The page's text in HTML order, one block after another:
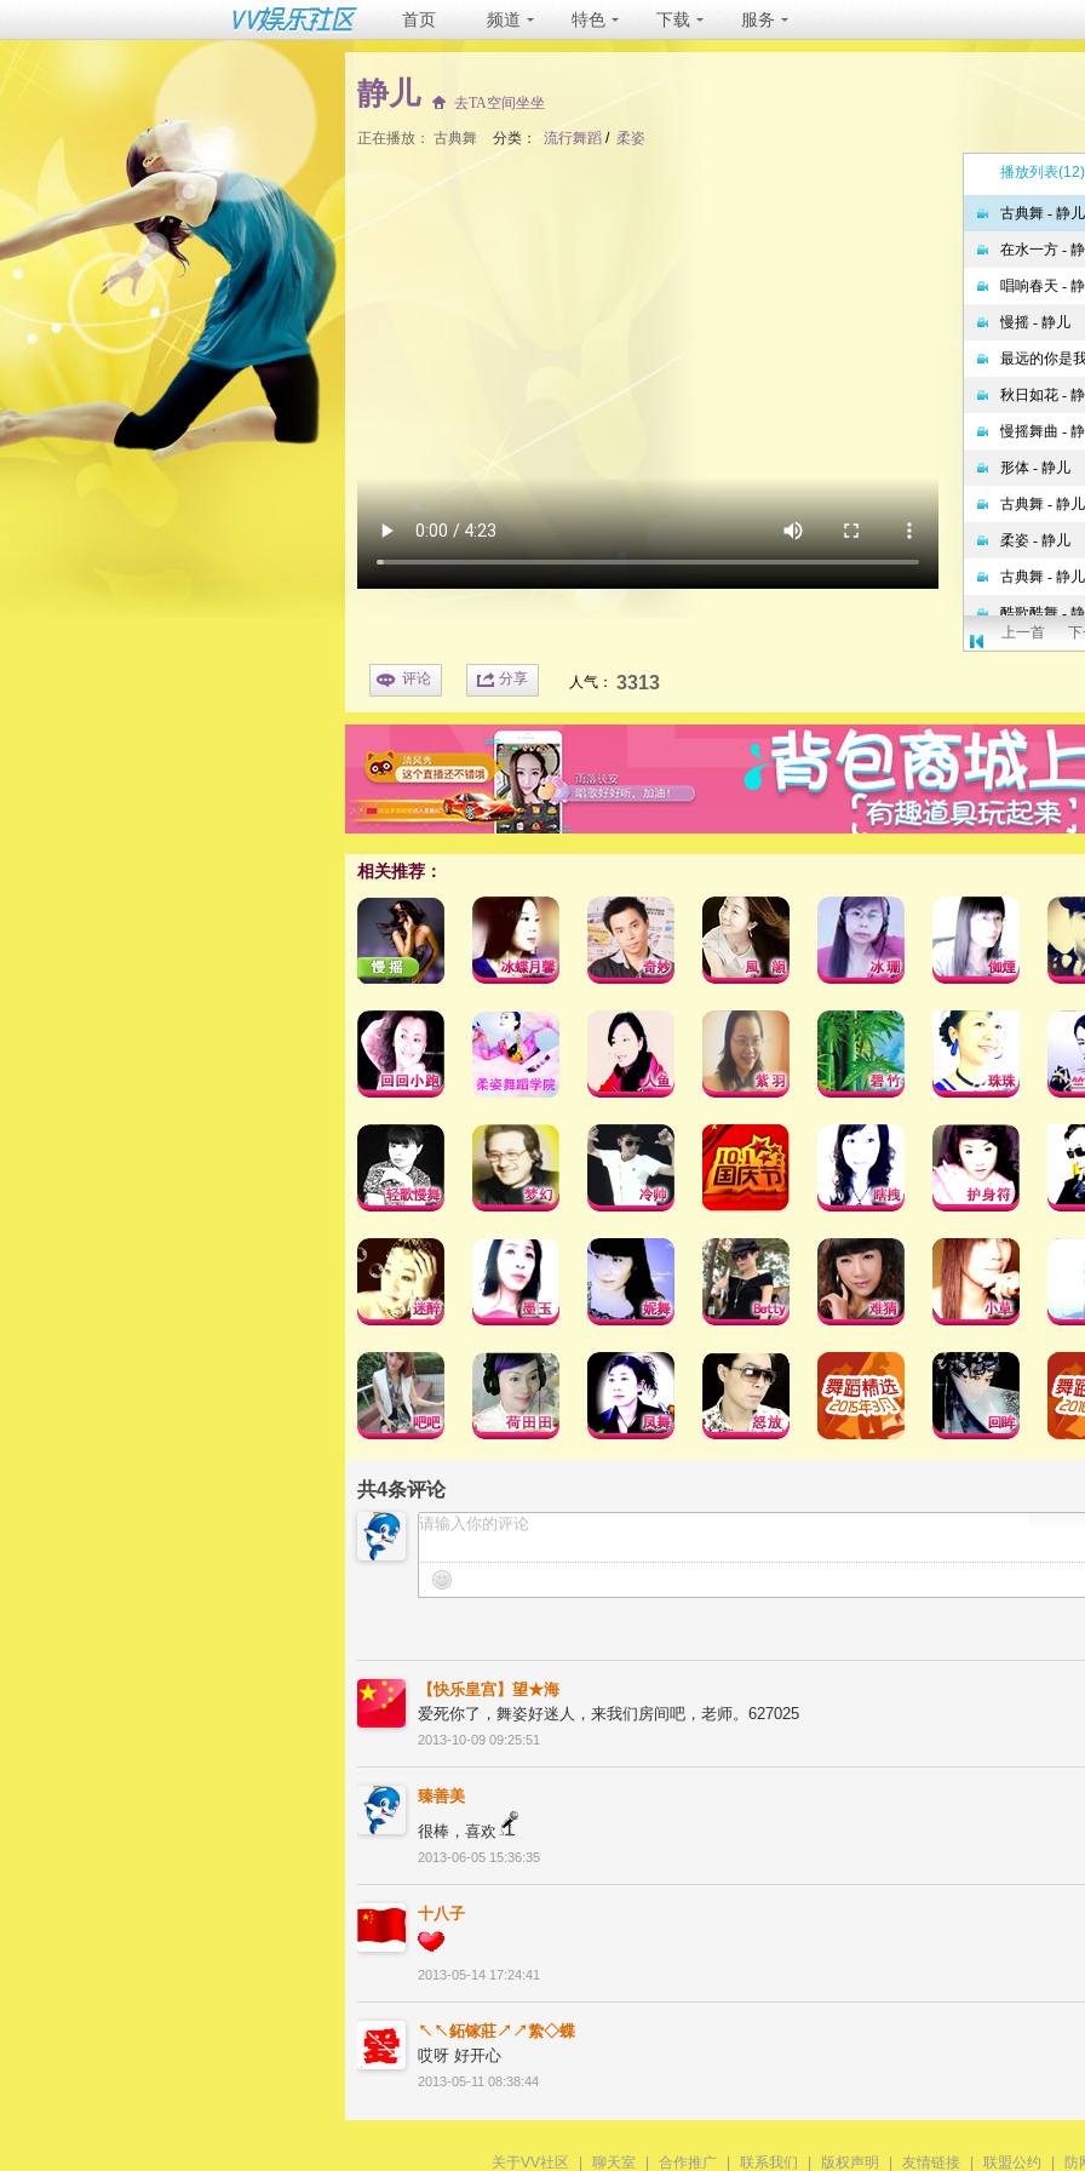
首页 频道 特色 下载 服务
静儿 去TA空间坐坐
正在播放： 古典舞 分类： 流行舞蹈 / 柔姿
播放列表(12)
上一首
评论 分享 人气： 3313
相关推荐：
共4条评论
【快乐皇宫】望★海
爱死你了，舞姿好迷人，来我们房间吧，老师。627025
2013-10-09 09:25:51
臻善美
很棒，喜欢
2013-06-05 15:36:35
十八子
2013-05-14 17:24:41
↖↖鉐镓莊↗↗絷◇蝶
哎呀 好开心
2013-05-11 08:38:44
关于VV社区 聊天室 合作推广 联系我们 版权声明 友情链接 联盟公约 防